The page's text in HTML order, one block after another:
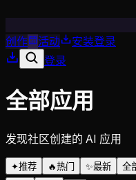
创作 活动 安装登录
登录
全部应用
发现社区创建的 AI 应用
✦推荐 🔥热门 ✨最新 全